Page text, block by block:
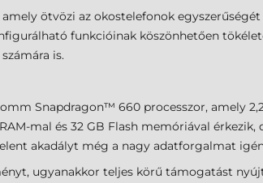
ötvözi az okostelefonok
funkcióinak köszönhetően
is.
Snapdragon™ 660 processzor, amely
mal és 32 GB Flash memóriával érkezik,
akadályt még a nagy adatforgalmat
ugyanakkor teljes körű támogatást